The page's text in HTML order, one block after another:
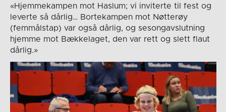
«Hjemmekampen mot Haslum; vi inviterte til fest og
leverte så dårlig… Bortekampen mot Nøtterøy
(femmålstap) var også dårlig, og sesongavslutning
hjemme mot Bækkelaget, den var rett og slett flaut
dårlig.»